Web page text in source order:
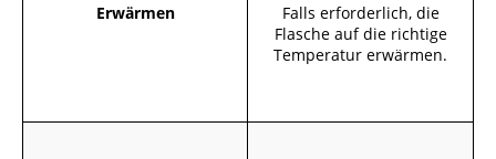
Erwärmen
Falls erforderlich, die
Flasche auf die richtige
Temperatur erwärmen.